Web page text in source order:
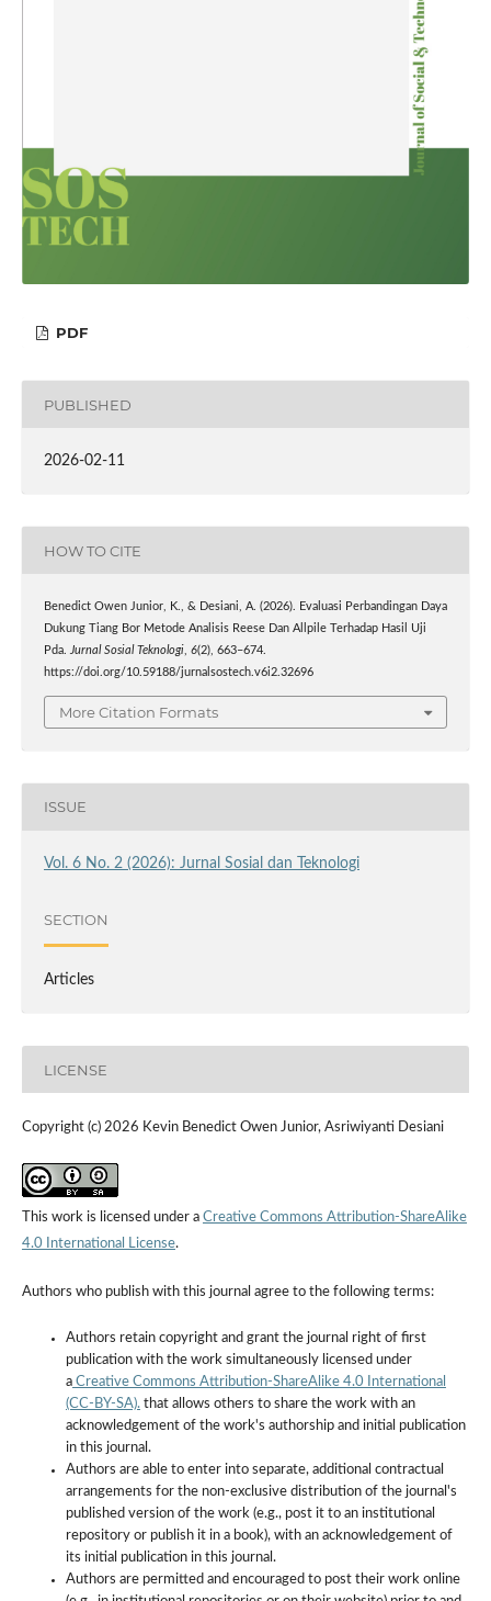
PDF
PUBLISHED
2026-02-11
HOW TO CITE
Benedict Owen Junior, K., & Desiani, A. (2026). Evaluasi Perbandingan Daya
Dukung Tiang Bor Metode Analisis Reese Dan Allpile Terhadap Hasil Uji
Pda. Jurnal Sosial Teknologi, 6(2), 663–674.
https://doi.org/10.59188/jurnalsostech.v6i2.32696
More Citation Formats
ISSUE
Vol. 6 No. 2 (2026): Jurnal Sosial dan Teknologi
SECTION
Articles
LICENSE
Copyright (c) 2026 Kevin Benedict Owen Junior, Asriwiyanti Desiani
This work is licensed under a Creative Commons Attribution-ShareAlike
4.0 International License.
Authors who publish with this journal agree to the following terms:
Authors retain copyright and grant the journal right of first
publication with the work simultaneously licensed under
aCreative Commons Attribution-ShareAlike 4.0 International
(CC-BY-SA).that allows others to share the work with an
acknowledgement of the work's authorship and initial publication
in this journal.
Authors are able to enter into separate, additional contractual
arrangements for the non-exclusive distribution of the journal's
published version of the work (e.g., post it to an institutional
repository or publish it in a book), with an acknowledgement of
its initial publication in this journal.
Authors are permitted and encouraged to post their work online